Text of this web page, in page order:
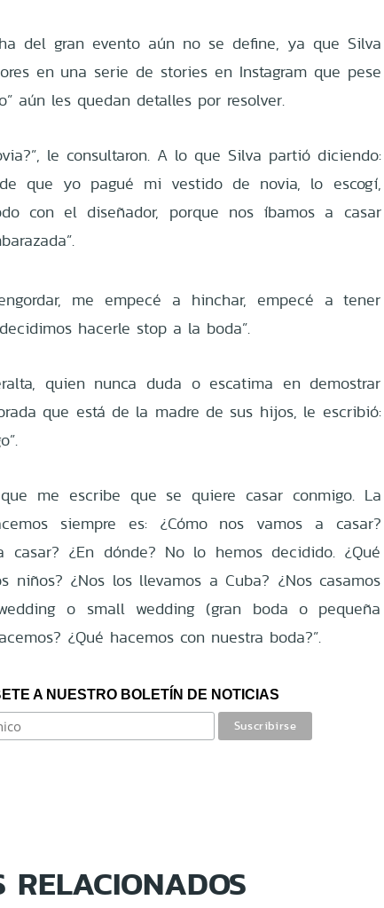
del gran evento aún no se define, ya que Silva
en una serie de stories en Instagram que pese
aún les quedan detalles por resolver.
le consultaron. A lo que Silva partió diciendo:
que yo pagué mi vestido de novia, lo escogí,
con el diseñador, porque nos íbamos a casar
me empecé a hinchar, empecé a tener
hacerle stop a la boda”.
quien nunca duda o escatima en demostrar
que está de la madre de sus hijos, le escribió:
me escribe que se quiere casar conmigo. La
siempre es: ¿Cómo nos vamos a casar?
casar? ¿En dónde? No lo hemos decidido. ¿Qué
niños? ¿Nos los llevamos a Cuba? ¿Nos casamos
o small wedding (gran boda o pequeña
¿Qué hacemos con nuestra boda?”.
A NUESTRO BOLETÍN DE NOTICIAS
RELACIONADOS